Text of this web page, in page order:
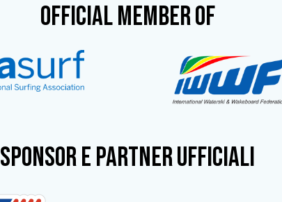
OFFICIAL MEMBER OF
SPONSOR e partner ufficiali